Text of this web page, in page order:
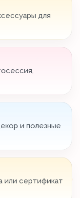
для
и полезные
или сертификат